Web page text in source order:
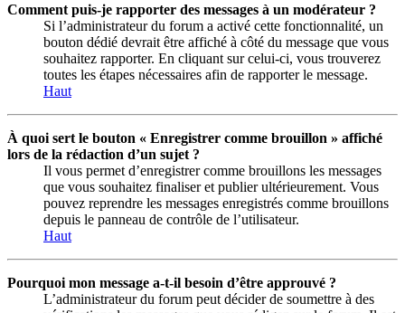
Comment puis-je rapporter des messages à un modérateur ?
Si l’administrateur du forum a activé cette fonctionnalité, un
bouton dédié devrait être affiché à côté du message que vous
souhaitez rapporter. En cliquant sur celui-ci, vous trouverez
toutes les étapes nécessaires afin de rapporter le message.
Haut
À quoi sert le bouton « Enregistrer comme brouillon » affiché
lors de la rédaction d’un sujet ?
Il vous permet d’enregistrer comme brouillons les messages
que vous souhaitez finaliser et publier ultérieurement. Vous
pouvez reprendre les messages enregistrés comme brouillons
depuis le panneau de contrôle de l’utilisateur.
Haut
Pourquoi mon message a-t-il besoin d’être approuvé ?
L’administrateur du forum peut décider de soumettre à des